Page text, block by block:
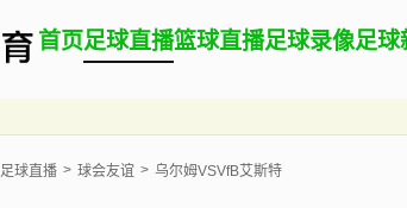
首页足球直播篮球直播足球录像足球
足球直播 球会友谊 乌尔姆VSVfB艾斯特